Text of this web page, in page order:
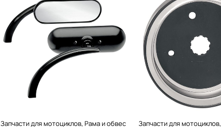
Запчасти для мотоциклов, Рама и обвес Запчасти для мотоциклов,